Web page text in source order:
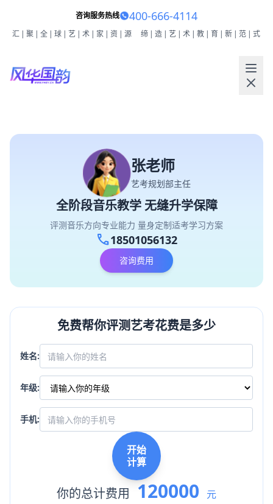
咨询服务热线 400-666-4114
汇|聚|全|球|艺|术|家|资|源 缔|造|艺|术|教|育|新|范|式
张老师
艺考规划部主任
全阶段音乐教学 无缝升学保障
评测音乐方向专业能力 量身定制适考学习方案
call18501056132
咨询费用
免费帮你评测艺考花费是多少
姓名:
年级:
手机:
开始
计算
你的总计费用 120000 元